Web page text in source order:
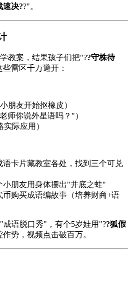
速决??"。
教案，结果孩子们把"??守株待
雷区千万避开：
朋友开始抠橡皮）
师你说外星语吗？"）
际应用）
语卡片藏教室各处，找到三个可兑
小朋友用身体摆出"井底之蛙"
币购买成语编故事（培养财商+语
语脱口秀"，有个5岁娃用"??狐假
势，视频点击破百万。